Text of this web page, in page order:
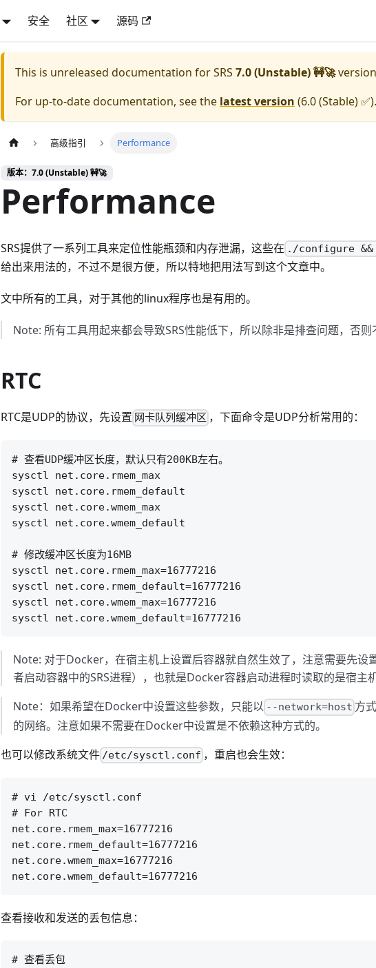
安全 社区 源码
This is unreleased documentation forSRS 7.0 (Unstable) 🚧🚀
For up-to-date documentation, see the latest version (6.0 (Stable) ✅).
高级指引 Performance
版本：7.0 (Unstable) 🚧🚀
Performance
SRS提供了一系列工具来定位性能瓶颈和内存泄漏，这些在 ./configure &&
给出来用法的，不过不是很方便，所以特地把用法写到这个文章中。
文中所有的工具，对于其他的linux程序也是有用的。
Note: 所有工具用起来都会导致SRS性能低下，所以除非是排查问题，否则
RTC
RTC是UDP的协议，先设置 网卡队列缓冲区 ，下面命令是UDP分析常用的：
# 查看UDP缓冲区长度，默认只有200KB左右。
sysctl net.core.rmem_max
sysctl net.core.rmem_default
sysctl net.core.wmem_max
sysctl net.core.wmem_default
# 修改缓冲区长度为16MB
sysctl net.core.rmem_max=16777216
sysctl net.core.rmem_default=16777216
sysctl net.core.wmem_max=16777216
Note: 对于Docker，在宿主机上设置后容器就自然生效了，注意需要先设
者启动容器中的SRS进程），也就是Docker容器启动进程时读取的是宿主
Note：如果希望在Docker中设置这些参数，只能以 --network=host 方
的网络。注意如果不需要在Docker中设置是不依赖这种方式的。
也可以修改系统文件 /etc/sysctl.conf ，重启也会生效：
# vi /etc/sysctl.conf
# For RTC
net.core.rmem_max=16777216
net.core.rmem_default=16777216
net.core.wmem_max=16777216
查看接收和发送的丢包信息：
# 查看丢包